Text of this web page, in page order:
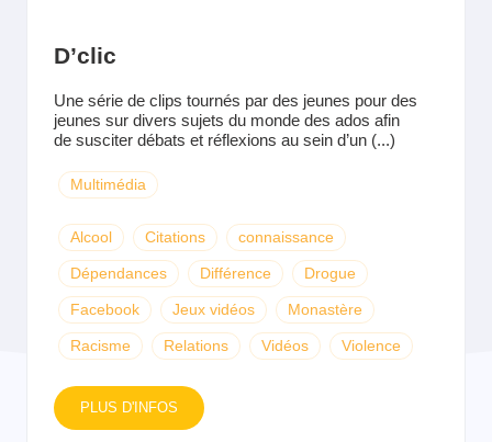
D’clic
Une série de clips tournés par des jeunes pour des
jeunes sur divers sujets du monde des ados afin
de susciter débats et réflexions au sein d’un (...)
Multimédia
Alcool Citations connaissance
Dépendances Différence Drogue
Facebook Jeux vidéos Monastère
Racisme Relations Vidéos Violence
PLUS D'INFOS